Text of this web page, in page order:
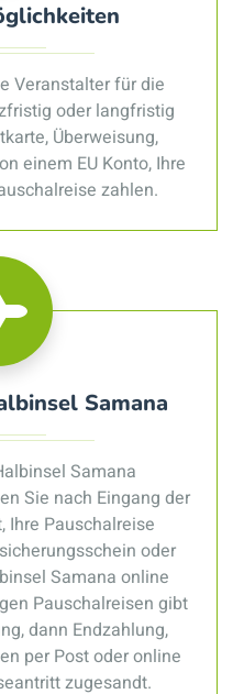
Veranstalter für die
oder langfristig
Überweisung,
einem EU Konto, Ihre
zahlen.
Samana
Samana
Sie nach Eingang der
Ihre Pauschalreise
oder
Samana online
Pauschalreisen gibt
dann Endzahlung,
per Post oder online
zugesandt.